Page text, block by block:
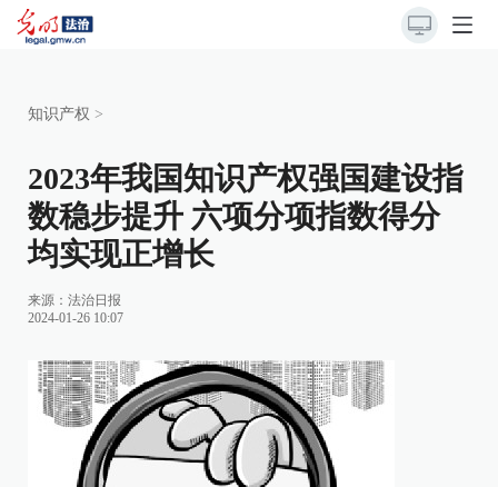
知识产权 >
2023年我国知识产权强国建设指
数稳步提升 六项分项指数得分
均实现正增长
来源： 法治日报
2024-01-26 10:07